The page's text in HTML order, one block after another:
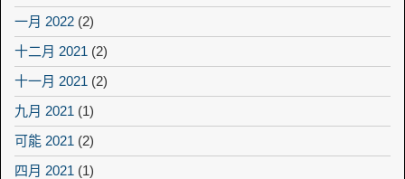
一月 2022 (2)
十二月 2021 (2)
十一月 2021 (2)
九月 2021 (1)
可能 2021 (2)
四月 2021 (1)